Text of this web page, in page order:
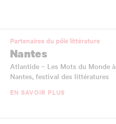
Partenaires du pôle littérature
Nantes
Atlantide – Les Mots du Monde à
Nantes, festival des littératures
EN SAVOIR PLUS